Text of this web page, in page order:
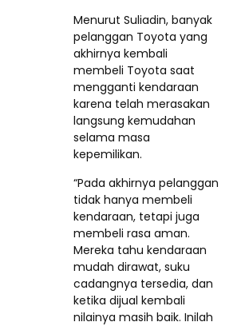
Menurut Suliadin, banyak
pelanggan Toyota yang
akhirnya kembali
membeli Toyota saat
mengganti kendaraan
karena telah merasakan
langsung kemudahan
selama masa
kepemilikan.
“Pada akhirnya pelanggan
tidak hanya membeli
kendaraan, tetapi juga
membeli rasa aman.
Mereka tahu kendaraan
mudah dirawat, suku
cadangnya tersedia, dan
ketika dijual kembali
nilainya masih baik. Inilah